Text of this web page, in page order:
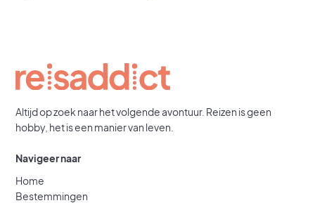
Altijd op zoek naar het volgende avontuur. Reizen is geen
hobby, het is een manier van leven.
Navigeer naar
Home
Bestemmingen